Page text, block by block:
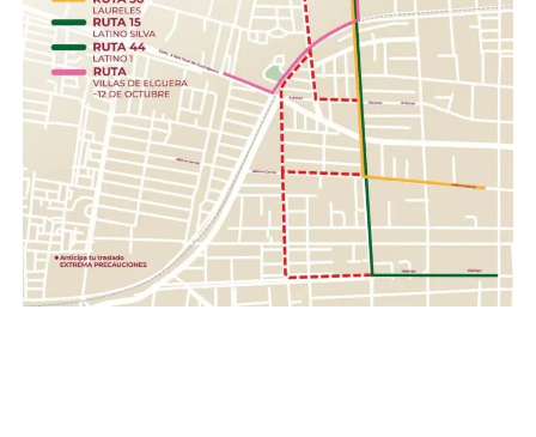
Herramientas .- Pala, pico, guantes, linternas,
cascos, pilas.
Con esta acción, el Gobierno de la Gente, a través del
Sistema DIF Estatal Guanajuato y el Voluntariado de la
Gente, fortalece los valores de solidaridad, empatía y
unión entre las familias guanajuatenses, impulsando una
red de apoyo que permita llevar esperanza y ayuda a
quienes hoy enfrentan una de las situaciones más
complejas de su historia reciente.